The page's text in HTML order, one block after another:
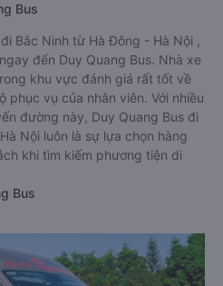
khởi hành tại N20-N21 Khu
Hà Nội)
Bus
Bắc Ninh từ Hà Đông - Hà Nội ,
đến Duy Quang Bus. Nhà xe
khu vực đánh giá rất tốt về
vụ của nhân viên. Với nhiều
đường này, Duy Quang Bus đi
Nội luôn là sự lựa chọn hàng
Bus